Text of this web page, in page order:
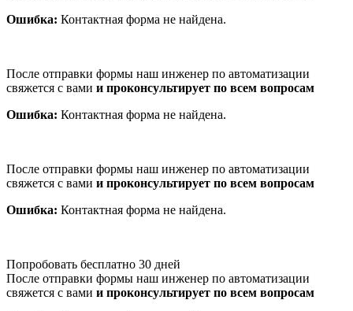
Ошибка: Контактная форма не найдена.
После отправки формы наш инженер по автоматизации
свяжется с вами и проконсультирует по всем вопросам
Ошибка: Контактная форма не найдена.
После отправки формы наш инженер по автоматизации
свяжется с вами и проконсультирует по всем вопросам
Ошибка: Контактная форма не найдена.
Попробовать бесплатно 30 дней
После отправки формы наш инженер по автоматизации
свяжется с вами и проконсультирует по всем вопросам